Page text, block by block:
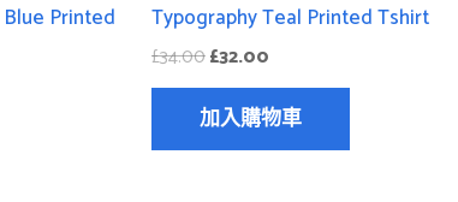
Printed
Typography Teal Printed Tshirt
£34.00£32.00
加入購物車